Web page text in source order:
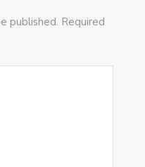
published. Required